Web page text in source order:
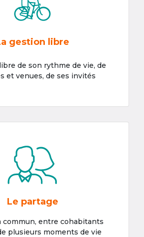
gestion libre
de son rythme de vie, de
et venues, de ses invités
Le partage
commun, entre cohabitants
plusieurs moments de vie